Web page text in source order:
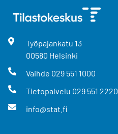
Työpajankatu 13
00580 Helsinki
Vaihde 029 551 1000
Tietopalvelu 029 551 2220
info@stat.fi